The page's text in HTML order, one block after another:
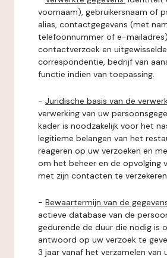
voornaam), gebruikersnaam of
alias, contactgegevens (met
telefoonnummer of e-
contactverzoek en uitgewisselde
correspondentie, bedrijf van
functie indien van toepassing.
- Juridische basis van de
verwerking van uw
kader is noodzakelijk voor het
legitieme belangen van het
reageren op uw verzoeken en
om het beheer en de opvolging
met zijn contacten te
- Bewaartermijn van de
actieve database van de
gedurende de duur die nodig is
antwoord op uw verzoek te
3 jaar vanaf het verzamelen van